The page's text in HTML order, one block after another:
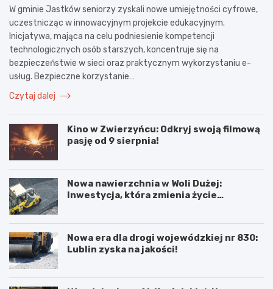
W gminie Jastków seniorzy zyskali nowe umiejętności cyfrowe,
uczestnicząc w innowacyjnym projekcie edukacyjnym.
Inicjatywa, mająca na celu podniesienie kompetencji
technologicznych osób starszych, koncentruje się na
bezpieczeństwie w sieci oraz praktycznym wykorzystaniu e-
usług. Bezpieczne korzystanie…
Czytaj dalej
Kino w Zwierzyńcu: Odkryj swoją filmową
pasję od 9 sierpnia!
Nowa nawierzchnia w Woli Dużej:
Inwestycja, która zmienia życie
Nowa era dla drogi wojewódzkiej nr 830:
Lublin zyska na jakości!